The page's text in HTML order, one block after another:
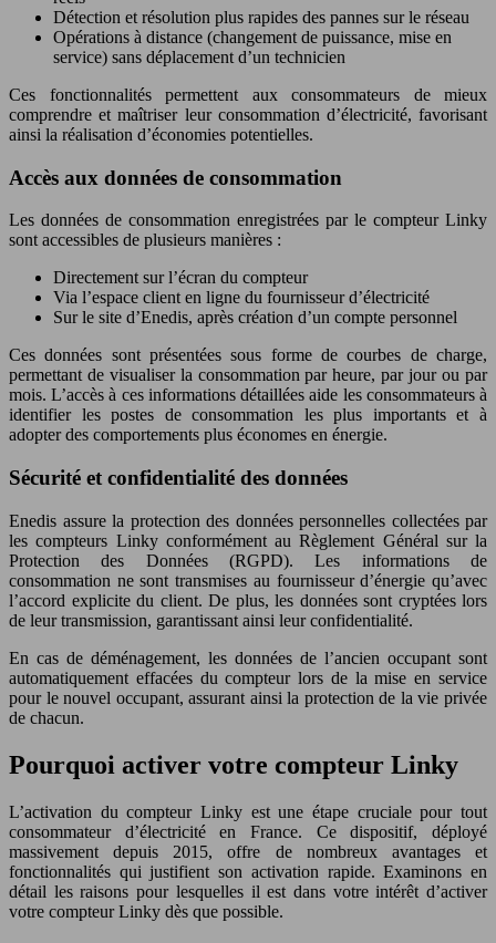
Détection et résolution plus rapides des pannes sur le réseau
Opérations à distance (changement de puissance, mise en
service) sans déplacement d’un technicien
Ces fonctionnalités permettent aux consommateurs de mieux
comprendre et maîtriser leur consommation d’électricité, favorisant
ainsi la réalisation d’économies potentielles.
Accès aux données de consommation
Les données de consommation enregistrées par le compteur Linky
sont accessibles de plusieurs manières :
Directement sur l’écran du compteur
Via l’espace client en ligne du fournisseur d’électricité
Sur le site d’Enedis, après création d’un compte personnel
Ces données sont présentées sous forme de courbes de charge,
permettant de visualiser la consommation par heure, par jour ou par
mois. L’accès à ces informations détaillées aide les consommateurs à
identifier les postes de consommation les plus importants et à
adopter des comportements plus économes en énergie.
Sécurité et confidentialité des données
Enedis assure la protection des données personnelles collectées par
les compteurs Linky conformément au Règlement Général sur la
Protection des Données (RGPD). Les informations de
consommation ne sont transmises au fournisseur d’énergie qu’avec
l’accord explicite du client. De plus, les données sont cryptées lors
de leur transmission, garantissant ainsi leur confidentialité.
En cas de déménagement, les données de l’ancien occupant sont
automatiquement effacées du compteur lors de la mise en service
pour le nouvel occupant, assurant ainsi la protection de la vie privée
de chacun.
Pourquoi activer votre compteur Linky
L’activation du compteur Linky est une étape cruciale pour tout
consommateur d’électricité en France. Ce dispositif, déployé
massivement depuis 2015, offre de nombreux avantages et
fonctionnalités qui justifient son activation rapide. Examinons en
détail les raisons pour lesquelles il est dans votre intérêt d’activer
votre compteur Linky dès que possible.